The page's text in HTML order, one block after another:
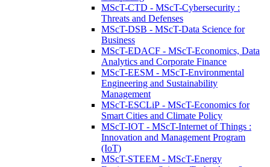
MScT-CTD - MScT-Cybersecurity :
Threats and Defenses
MScT-DSB - MScT-Data Science for
Business
MScT-EDACF - MScT-Economics, Data
Analytics and Corporate Finance
MScT-EESM - MScT-Environmental
Engineering and Sustainability
Management
MScT-ESCLiP - MScT-Economics for
Smart Cities and Climate Policy
MScT-IOT - MScT-Internet of Things :
Innovation and Management Program
(IoT)
MScT-STEEM - MScT-Energy